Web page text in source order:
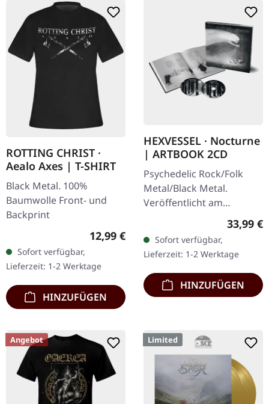
ROTTING CHRIST ·
Aealo Axes | T-SHIRT
Black Metal. 100%
Baumwolle Front- und
Backprint
Regulärer Preis:
12,99 €
Sofort verfügbar,
Lieferzeit: 1-2 Werktage
HINZUFÜGEN
HEXVESSEL · Nocturne
| ARTBOOK 2CD
Psychedelic Rock/Folk
Metal/Black Metal.
Veröffentlicht am
13.06.2025, auf Prophecy
Productions. Hardcover-
Artbook im Format 18x18
cm, 36 Seiten mit…
33,99 €
Sofort verfügbar,
Lieferzeit: 1-2 Werktage
HINZUFÜGEN
Angebot Limited